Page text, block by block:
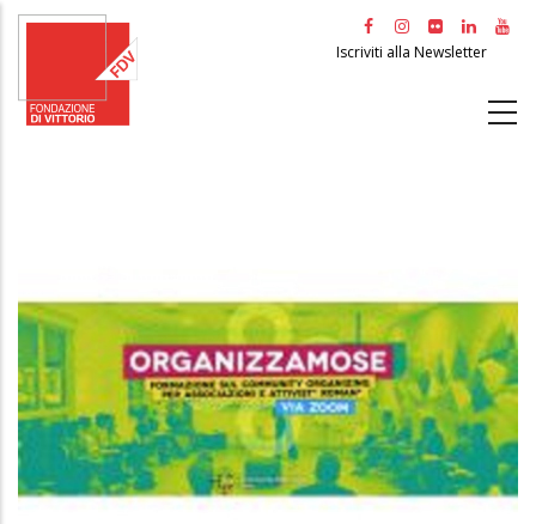
Salta
principale
Iscriviti alla Newsletter